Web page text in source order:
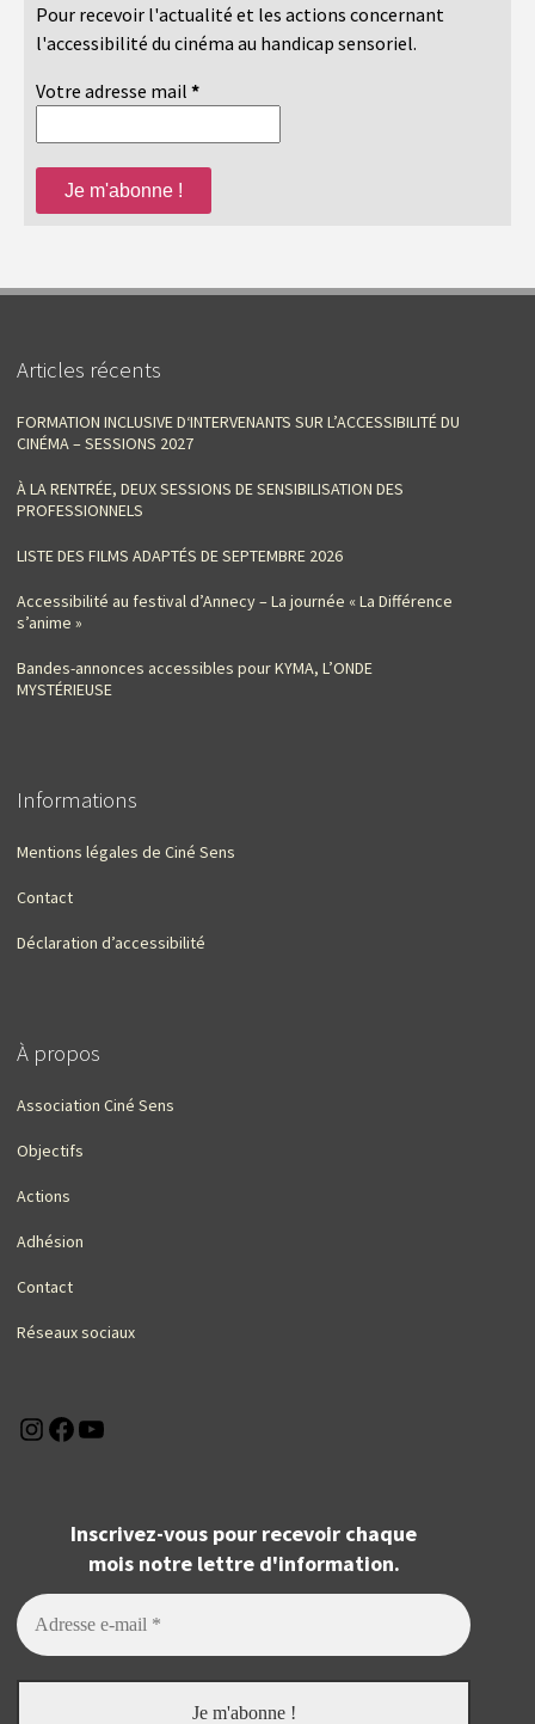
Pour recevoir l'actualité et les actions concernant
l'accessibilité du cinéma au handicap sensoriel.
Votre adresse mail *
Articles récents
FORMATION INCLUSIVE D‘INTERVENANTS SUR L’ACCESSIBILITÉ DU
CINÉMA – SESSIONS 2027
À LA RENTRÉE, DEUX SESSIONS DE SENSIBILISATION DES
PROFESSIONNELS
LISTE DES FILMS ADAPTÉS DE SEPTEMBRE 2026
Accessibilité au festival d’Annecy – La journée « La Différence
s’anime »
Bandes-annonces accessibles pour KYMA, L’ONDE
MYSTÉRIEUSE
Informations
Mentions légales de Ciné Sens
Contact
Déclaration d’accessibilité
À propos
Association Ciné Sens
Objectifs
Actions
Adhésion
Contact
Réseaux sociaux
Instagram
Facebook
Inscrivez-vous pour recevoir chaque
mois notre lettre d'information.